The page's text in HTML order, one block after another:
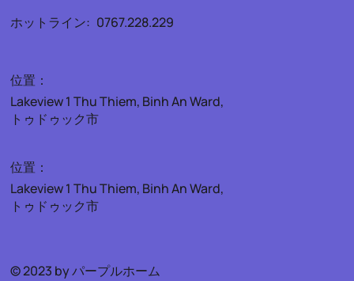
© 2023 by パープルホーム
ホットライン: 0767.228.229
位置：
Lakeview 1 Thu Thiem, Binh An Ward,
トゥドゥック市
位置：
Lakeview 1 Thu Thiem, Binh An Ward,
トゥドゥック市